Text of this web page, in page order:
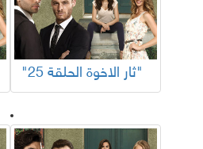
"ثار الاخوة الحلقة 25"